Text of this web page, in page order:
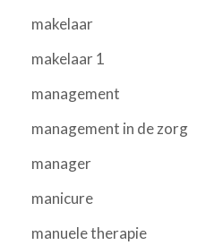
makelaar
makelaar 1
management
management in de zorg
manager
manicure
manuele therapie